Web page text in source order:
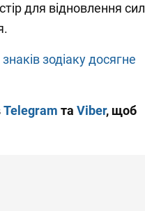
для відновлення сил
знаків зодіаку досягне
Telegram та Viber, щоб